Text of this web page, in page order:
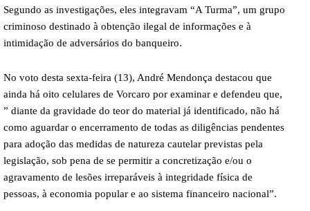
Segundo as investigações, eles integravam “A Turma”, um grupo
criminoso destinado à obtenção ilegal de informações e à
intimidação de adversários do banqueiro.
No voto desta sexta-feira (13), André Mendonça destacou que
ainda há oito celulares de Vorcaro por examinar e defendeu que,
” diante da gravidade do teor do material já identificado, não há
como aguardar o encerramento de todas as diligências pendentes
para adoção das medidas de natureza cautelar previstas pela
legislação, sob pena de se permitir a concretização e/ou o
agravamento de lesões irreparáveis à integridade física de
pessoas, à economia popular e ao sistema financeiro nacional”.